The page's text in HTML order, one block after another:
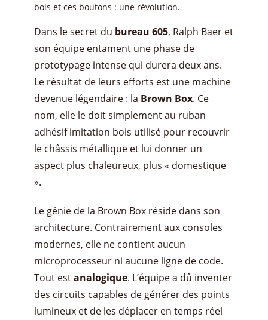
bois et ces boutons : une révolution.
Dans le secret du bureau 605, Ralph Baer et
son équipe entament une phase de
prototypage intense qui durera deux ans.
Le résultat de leurs efforts est une machine
devenue légendaire : la Brown Box. Ce
nom, elle le doit simplement au ruban
adhésif imitation bois utilisé pour recouvrir
le châssis métallique et lui donner un
aspect plus chaleureux, plus « domestique
».
Le génie de la Brown Box réside dans son
architecture. Contrairement aux consoles
modernes, elle ne contient aucun
microprocesseur ni aucune ligne de code.
Tout estanalogique. L’équipe a dû inventer
des circuits capables de générer des points
lumineux et de les déplacer en temps réel